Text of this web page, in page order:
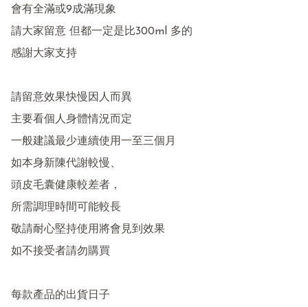
會有全滿或9成滿現象
請大家留意 但都一定是比300ml 多的
感謝大家支持
請留意效果快慢因人而異
主要看個人身體情況而定
一般建議最少連續使用一至三個月
如本身新陳代謝較慢、
頭皮毛囊健康較差者，
所需調理時間可能較長
敬請耐心堅持使用將會見到效果
如不接受者請勿購買
每款產品的出貨日子